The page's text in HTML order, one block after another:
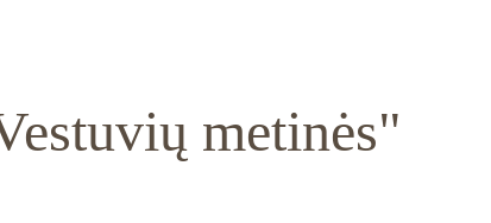
metinės"